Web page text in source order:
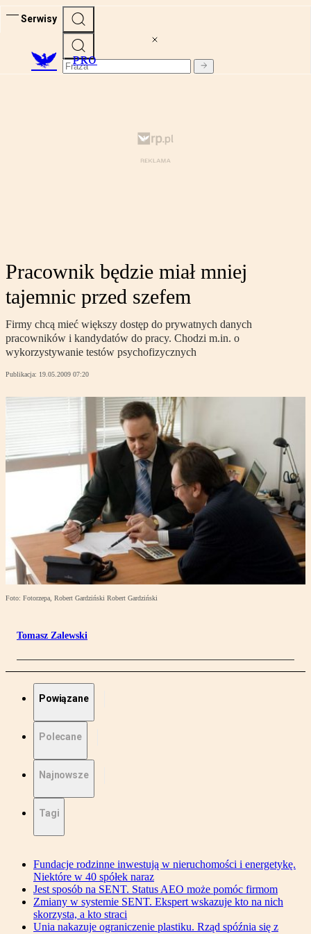
Serwisy
PRO
Pracownik będzie miał mniej
tajemnic przed szefem
Firmy chcą mieć większy dostęp do prywatnych danych
pracowników i kandydatów do pracy. Chodzi m.in. o
wykorzystywanie testów psychofizycznych
Publikacja: 19.05.2009 07:20
Foto: Fotorzepa, Robert Gardziński Robert Gardziński
Tomasz Zalewski
Powiązane
Polecane
Najnowsze
Tagi
Fundacje rodzinne inwestują w nieruchomości i energetykę.
Niektóre w 40 spółek naraz
Jest sposób na SENT. Status AEO może pomóc firmom
Zmiany w systemie SENT. Ekspert wskazuje kto na nich
skorzysta, a kto straci
Unia nakazuje ograniczenie plastiku. Rząd spóźnia się z